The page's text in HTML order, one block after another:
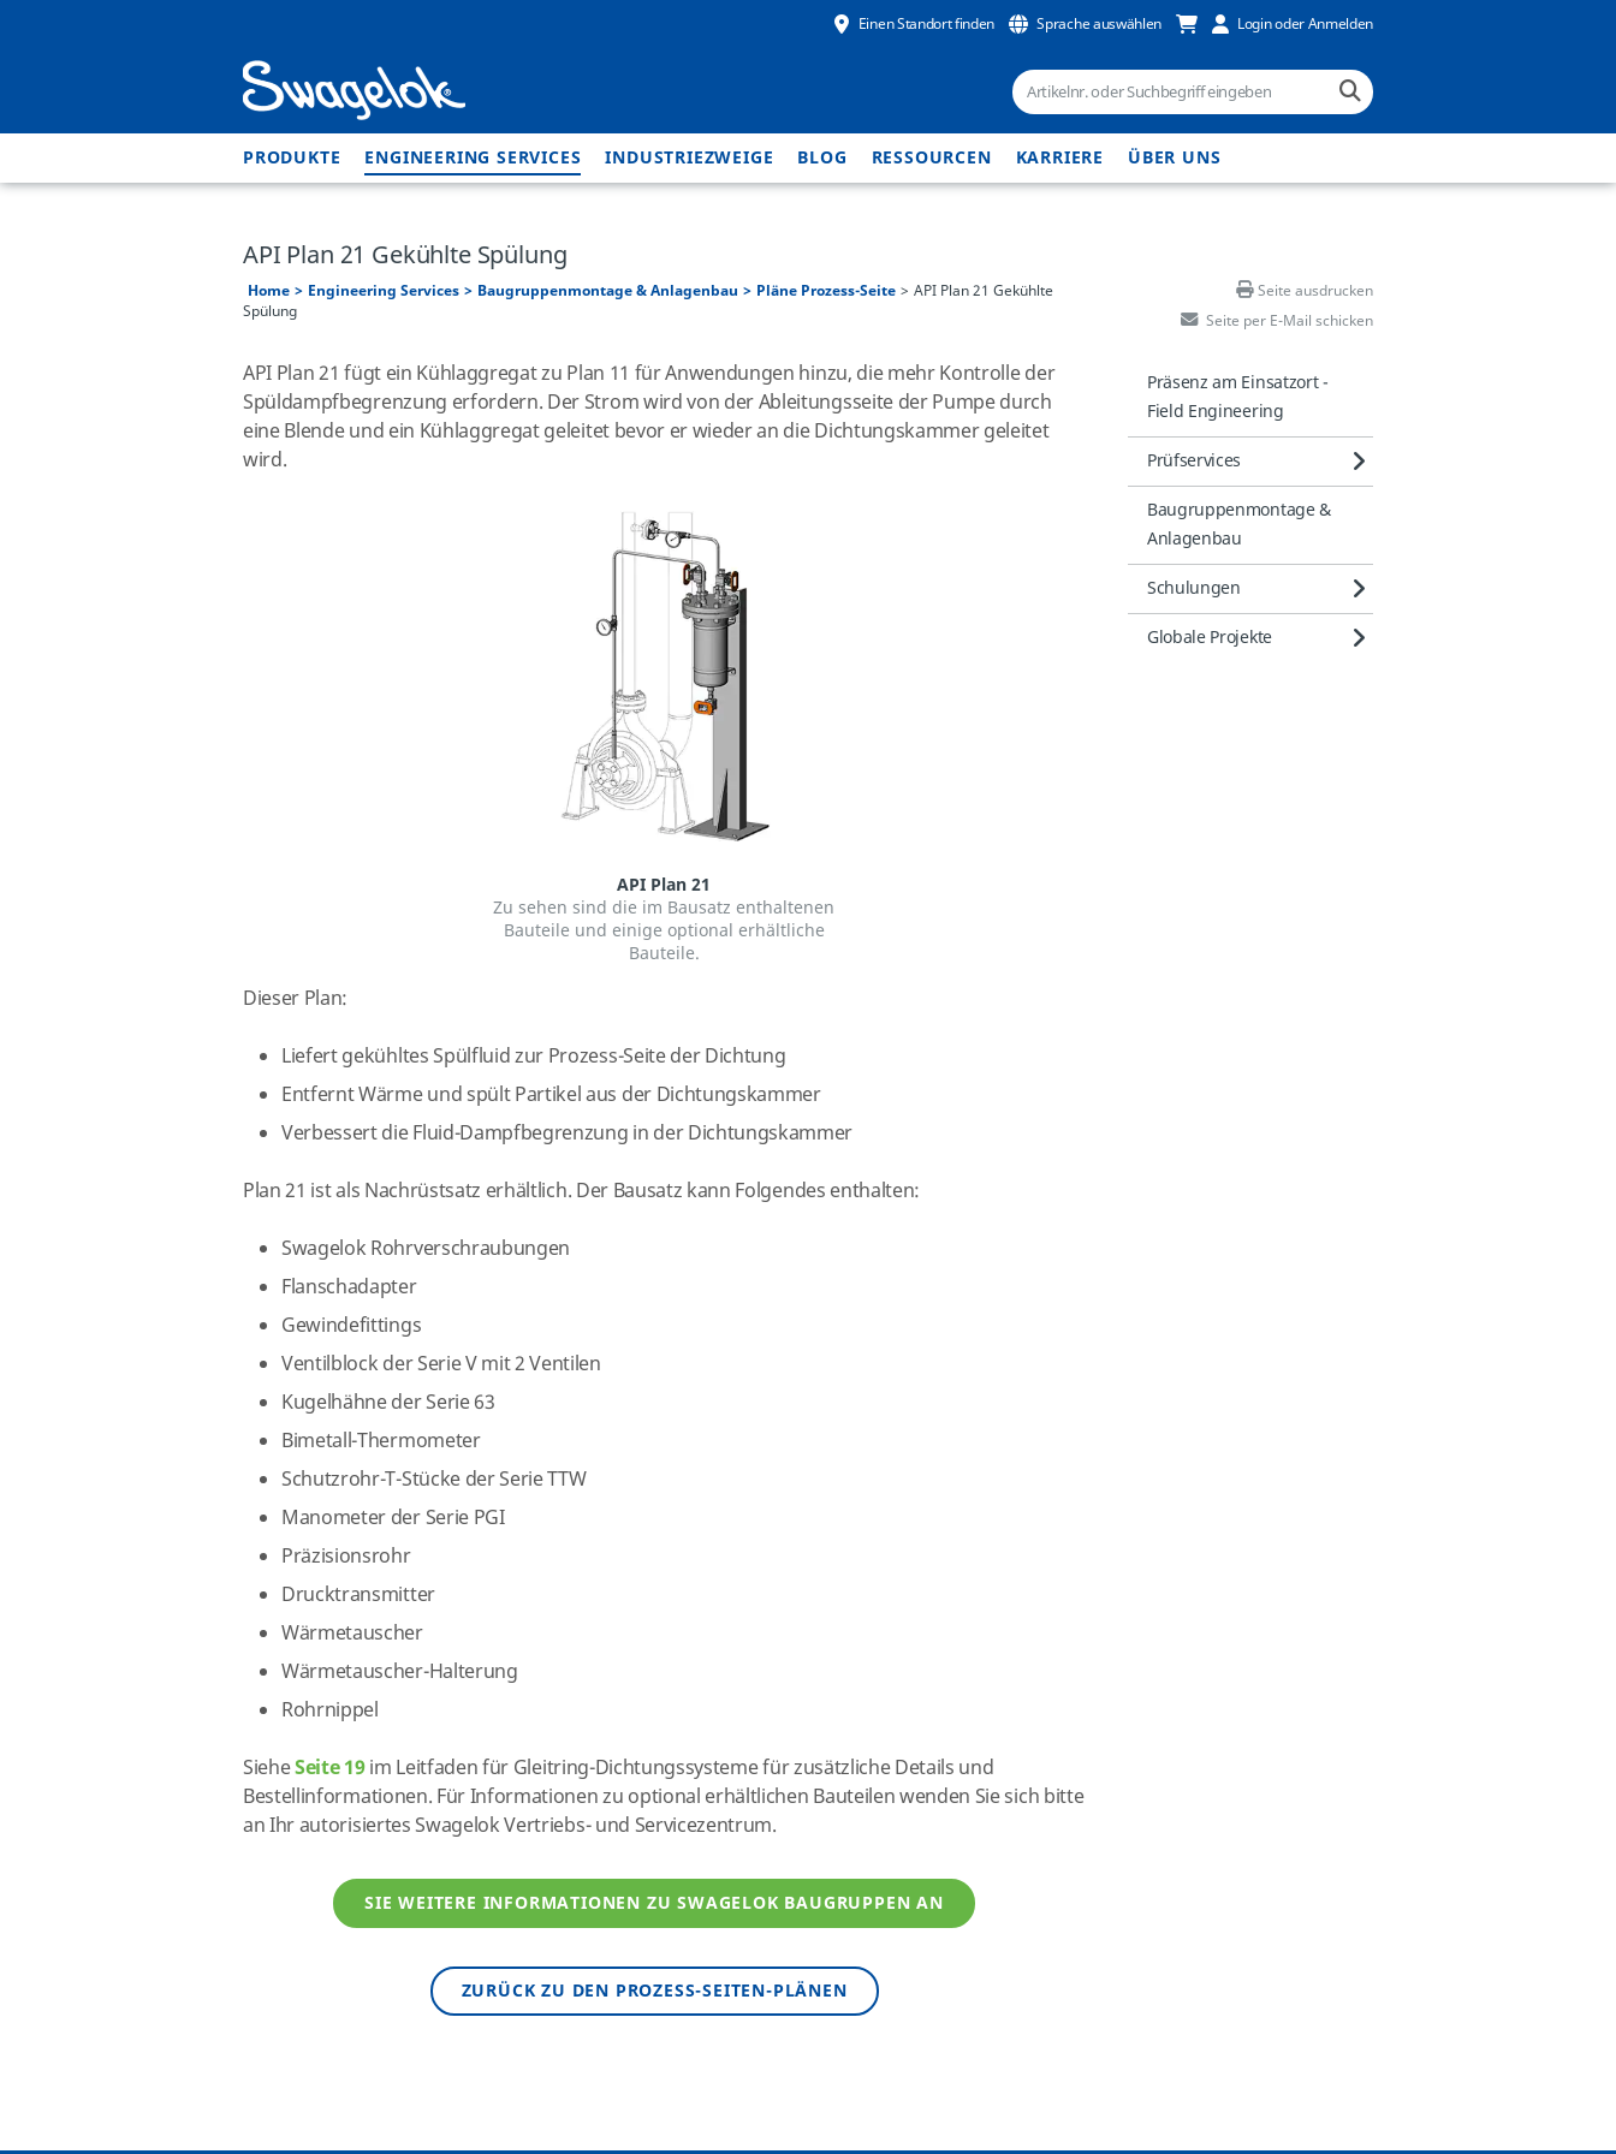
Einen Standort finden Sprache auswählen Login oder Anmelden
PRODUKTE ENGINEERING SERVICES INDUSTRIEZWEIGE BLOG RESSOURCEN KARRIERE ÜBER UNS
API Plan 21 Gekühlte Spülung
Home Engineering Services Baugruppenmontage & Anlagenbau Pläne Prozess-Seite
API Plan 21 Gekühlte
Spülung
Seite ausdrucken
Seite per E-Mail schicken
Präsenz am Einsatzort -
Field Engineering
Prüfservices
Baugruppenmontage &
Anlagenbau
Schulungen
Globale Projekte
API Plan 21 fügt ein Kühlaggregat zu Plan 11 für Anwendungen hinzu, die mehr Kontrolle der
Spüldampfbegrenzung erfordern. Der Strom wird von der Ableitungsseite der Pumpe durch
eine Blende und ein Kühlaggregat geleitet bevor er wieder an die Dichtungskammer geleitet
wird.
API Plan 21
Zu sehen sind die im Bausatz enthaltenen
Bauteile und einige optional erhältliche
Bauteile.
Dieser Plan:
Liefert gekühltes Spülfluid zur Prozess-Seite der Dichtung
Entfernt Wärme und spült Partikel aus der Dichtungskammer
Verbessert die Fluid-Dampfbegrenzung in der Dichtungskammer
Plan 21 ist als Nachrüstsatz erhältlich. Der Bausatz kann Folgendes enthalten:
Swagelok Rohrverschraubungen
Flanschadapter
Gewindefittings
Ventilblock der Serie V mit 2 Ventilen
Kugelhähne der Serie 63
Bimetall-Thermometer
Schutzrohr-T-Stücke der Serie TTW
Manometer der Serie PGI
Präzisionsrohr
Drucktransmitter
Wärmetauscher
Wärmetauscher-Halterung
Rohrnippel
SieheSeite 19im Leitfaden für Gleitring-Dichtungssysteme für zusätzliche Details und
Bestellinformationen. Für Informationen zu optional erhältlichen Bauteilen wenden Sie sich bitte
an Ihr autorisiertes Swagelok Vertriebs- und Servicezentrum.
SIE WEITERE INFORMATIONEN ZU SWAGELOK BAUGRUPPEN AN
ZURÜCK ZU DEN PROZESS-SEITEN-PLÄNEN